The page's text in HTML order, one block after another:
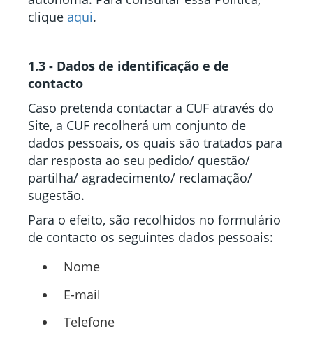
clique aqui.
1.3 - Dados de identificação e de
contacto
Caso pretenda contactar a CUF através do
Site, a CUF recolherá um conjunto de
dados pessoais, os quais são tratados para
dar resposta ao seu pedido/ questão/
partilha/ agradecimento/ reclamação/
sugestão.
Para o efeito, são recolhidos no formulário
de contacto os seguintes dados pessoais:
Nome
E-mail
Telefone